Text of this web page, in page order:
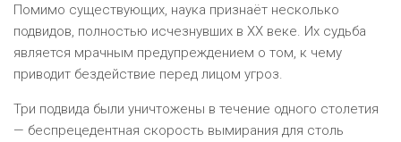
Помимо существующих, наука признаёт несколько
подвидов, полностью исчезнувших в XX веке. Их судьба
является мрачным предупреждением о том, к чему
приводит бездействие перед лицом угроз.
Три подвида были уничтожены в течение одного столетия
— беспрецедентная скорость вымирания для столь